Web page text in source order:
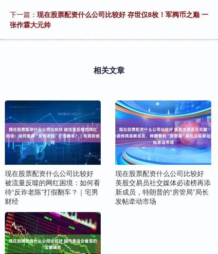
下一篇： 现在股票配资什么公司比较好 存世仅8枚！军阀币之巅 一
张作霖大元帅
相关文章
现在股票配资什么公司比较好
被流量反噬的网红困境：如何看
待“反诈老陈”打假翻车？｜宅男
财经
现在股票配资什么公司比较好
美股交易员社交媒体必读榜再添
新成员，特朗普的“房管局”局长
发帖牵动市场